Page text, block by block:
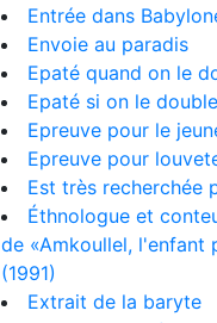
Entrée dans
Envoie au paradis
Epaté quand on le
Epaté si on le double
Epreuve pour le
Epreuve pour
Est très recherchée
Éthnologue et
de «Amkoullel, l'enfant
(1991)
Extrait de la baryte